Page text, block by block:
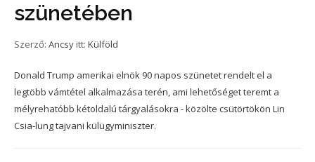
szünetében
Szerző: Ancsy itt: Külföld
Donald Trump amerikai elnök 90 napos szünetet rendelt el a
legtöbb vámtétel alkalmazása terén, ami lehetőséget teremt a
mélyrehatóbb kétoldalú tárgyalásokra - közölte csütörtökön Lin
Csia-lung tajvani külügyminiszter.